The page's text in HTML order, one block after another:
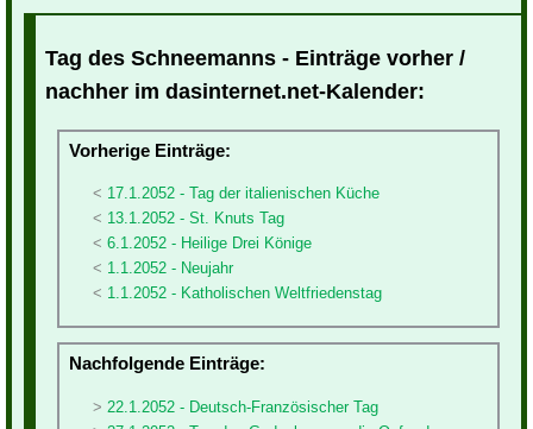
Tag des Schneemanns - Einträge vorher /
nachher im dasinternet.net-Kalender:
Vorherige Einträge:
17.1.2052 - Tag der italienischen Küche
13.1.2052 - St. Knuts Tag
6.1.2052 - Heilige Drei Könige
1.1.2052 - Neujahr
1.1.2052 - Katholischen Weltfriedenstag
Nachfolgende Einträge:
22.1.2052 - Deutsch-Französischer Tag